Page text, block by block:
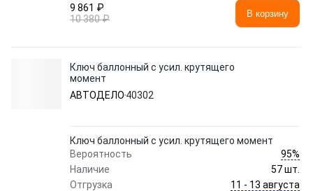
9 861 ₽
10 380 ₽
В корзину
Ключ баллонный с усил. крутящего
момент
АВТОДЕЛО 40302
Ключ баллонный с усил. крутящего момент
Вероятность
95%
Наличие
57 шт.
Отгрузка
11 - 13 августа